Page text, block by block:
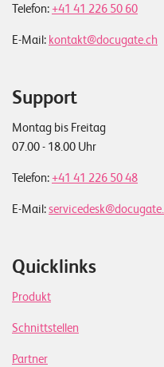
Telefon: +41 41 226 50 60
E-Mail: kontakt@docugate.ch
Support
Montag bis Freitag
07.00 - 18.00 Uhr
Telefon: +41 41 226 50 48
E-Mail:
Quicklinks
Produkt
Schnittstellen
Partner